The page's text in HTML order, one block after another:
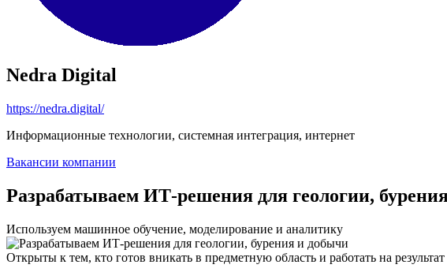
Nedra Digital
https://nedra.digital/
Информационные технологии, системная интеграция, интернет
Вакансии компании
Разрабатываем ИТ-решения для геологии,
Используем машинное обучение, моделирование и аналитику
Открыты к тем, кто готов вникать в предметную область и работать на результат